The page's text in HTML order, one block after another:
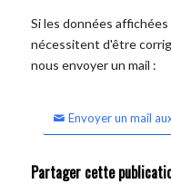
Si les données
nécessitent d'être
nous envoyer un mail :
Envoyer un mail
Partager cette